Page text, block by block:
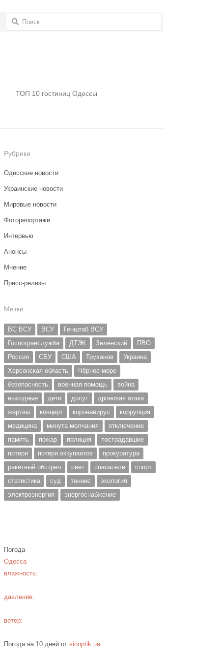
Найти:
ТОП 10 гостиниц Одессы
Рубрики
Одесские новости
Украинские новости
Мировые новости
Фоторепортажи
Интервью
Анонсы
Мнение
Пресс-релизы
Метки
ВС ВСУ ВСУ
Генштаб ВСУ
Госпогранслужба
ДТЭК Зеленский
ПВО
Россия
СБУ США Труханов
Украина
Херсонская область
Чёрное море
безопасность
военная помощь
война
выходные
дети досуг
дроновая атака
жертвы
концерт коронавирус
коррупция
медицина
минута молчания
отключение
память
пожар полиция
пострадавшие
потери
потери оккупантов
прокуратура
ракетный обстрел
свет спасатели
спорт
статистика
суд теннис
экология
электроэнергия
энергоснабжение
Погода
Одесса
влажность:
давление:
ветер:
Погода на 10 дней отsinoptik.ua